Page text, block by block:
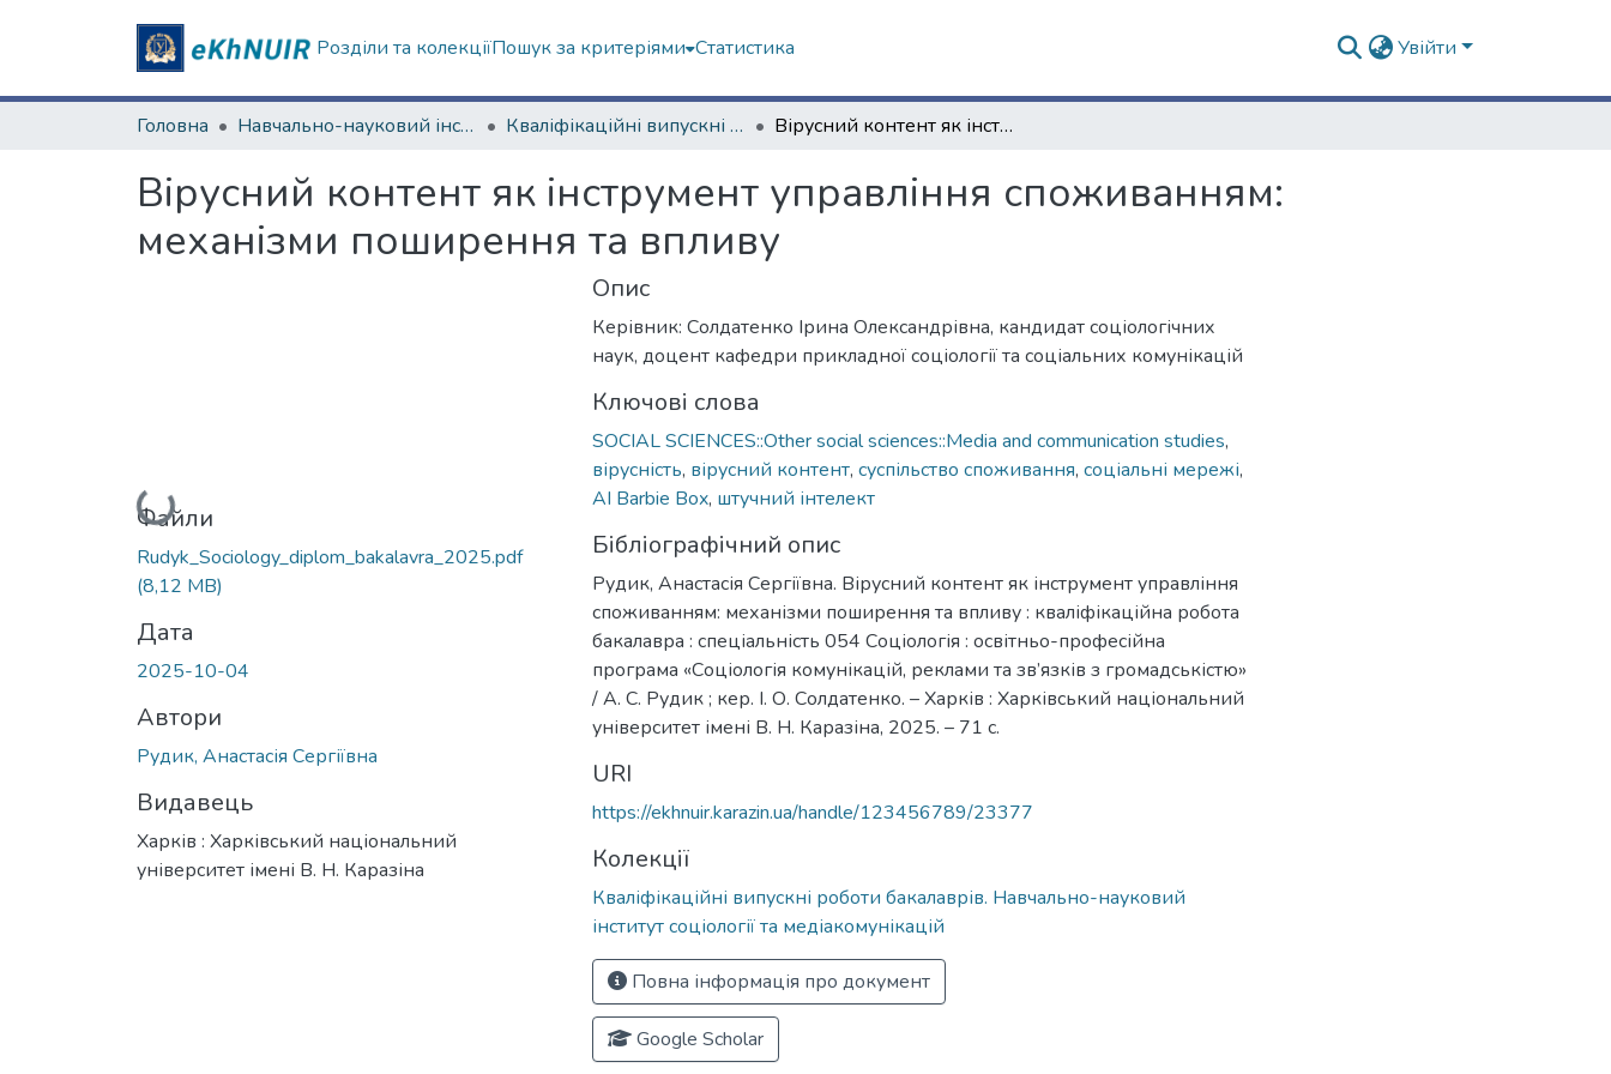
Розділи та колекціїПошук за критеріями Статистика Увійти
Головна Навчально-науковий інститут соціології та медіакомунікацій Кваліфікаційні випускні роботи бакалаврів. Навчально-науковий інститут соціології та медіакомунікацій Вірусний контент як інструмент управління споживанням: механізми поширення та впливу
Вірусний контент як інструмент управління споживанням:
механізми поширення та впливу
Вантажиться...
Файли
Rudyk_Sociology_diplom_bakalavra_2025.pdf
(8,12 MB)
Дата
2025-10-04
Автори
Рудик, Анастасія Сергіївна
Видавець
Харків : Харківський національний
університет імені В. Н. Каразіна
Опис
Керівник: Солдатенко Ірина Олександрівна, кандидат соціологічних
наук, доцент кафедри прикладної соціології та соціальних комунікацій
Ключові слова
SOCIAL SCIENCES::Other social sciences::Media and communication studies,
вірусність, вірусний контент, суспільство споживання, соціальні мережі,
AI Barbie Box, штучний інтелект
Бібліографічний опис
Рудик, Анастасія Сергіївна. Вірусний контент як інструмент управління
споживанням: механізми поширення та впливу : кваліфікаційна робота
бакалавра : спеціальність 054 Соціологія : освітньо-професійна
програма «Соціологія комунікацій, реклами та зв’язків з громадськістю»
/ А. С. Рудик ; кер. І. О. Солдатенко. – Харків : Харківський національний
університет імені В. Н. Каразіна, 2025. – 71 с.
URI
https://ekhnuir.karazin.ua/handle/123456789/23377
Колекції
Кваліфікаційні випускні роботи бакалаврів. Навчально-науковий
інститут соціології та медіакомунікацій
Повна інформація про документ
Google Scholar